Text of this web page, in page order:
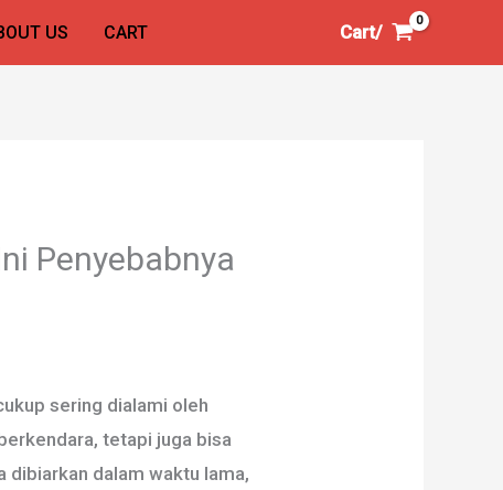
US CART Cart/
Penyebabnya
sering dialami oleh
tetapi juga bisa
dibiarkan dalam waktu lama,